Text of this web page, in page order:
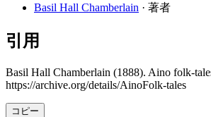
Basil Hall Chamberlain · 著者
引用
Basil Hall Chamberlain (1888). Aino folk-
https://archive.org/details/AinoFolk-tales
コピー